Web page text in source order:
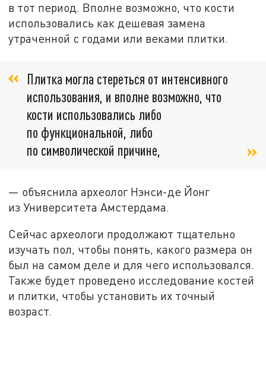
в тот период. Вполне возможно, что кости
использовались как дешевая замена
утраченной с годами или веками плитки.
Плитка могла стереться от интенсивного
использования, и вполне возможно, что
кости использовались либо
по функциональной, либо
по символической причине,
— объяснила археолог Нэнси-де Йонг
из Университета Амстердама.
Сейчас археологи продолжают тщательно
изучать пол, чтобы понять, какого размера он
был на самом деле и для чего использовался.
Также будет проведено исследование костей
и плитки, чтобы установить их точный
возраст.